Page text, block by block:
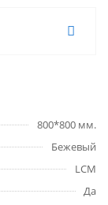
800*800 мм.
Бежевый
LCM
Да